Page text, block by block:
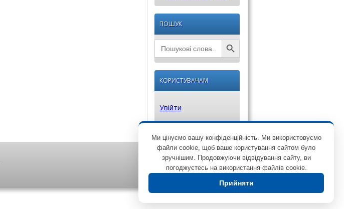
ПОШУК
Search
for:
Search Button
КОРИСТУВАЧАМ
Увійти
Ми цінуємо вашу конфіденційність. Ми використовуємо
файли cookie, щоб ваше користування сайтом було
зручнішим. Продовжуючи відвідування сайту, ви
погоджуєтесь на використання файлів cookie.
Прийняти